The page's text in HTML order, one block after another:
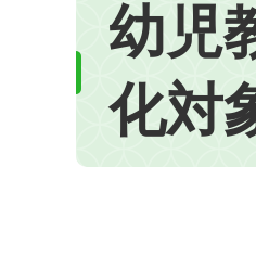
幼児
化対